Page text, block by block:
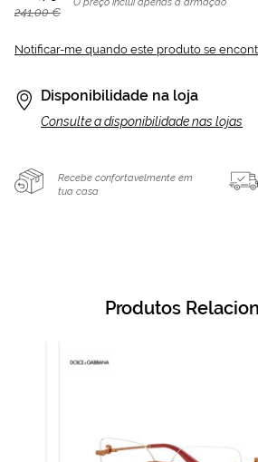
241,00 €
Notificar-me quando este produto se
Disponibilidade na loja
Consulte a disponibilidade nas lojas
Recebe confortavelmente em
tua casa
Produtos